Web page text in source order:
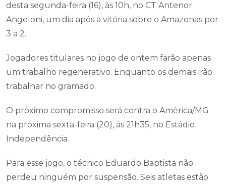
desta segunda-feira (16), às 10h, no CT Antenor
Angeloni, um dia após a vitória sobre o Amazonas por
3 a 2.
Jogadores titulares no jogo de ontem farão apenas
um trabalho regenerativo. Enquanto os demais irão
trabalhar no gramado.
O próximo compromisso será contra o América/MG
na próxima sexta-feira (20), às 21h35, no Estádio
Independência.
Para esse jogo, o técnico Eduardo Baptista não
perdeu ninguém por suspensão. Seis atletas estão